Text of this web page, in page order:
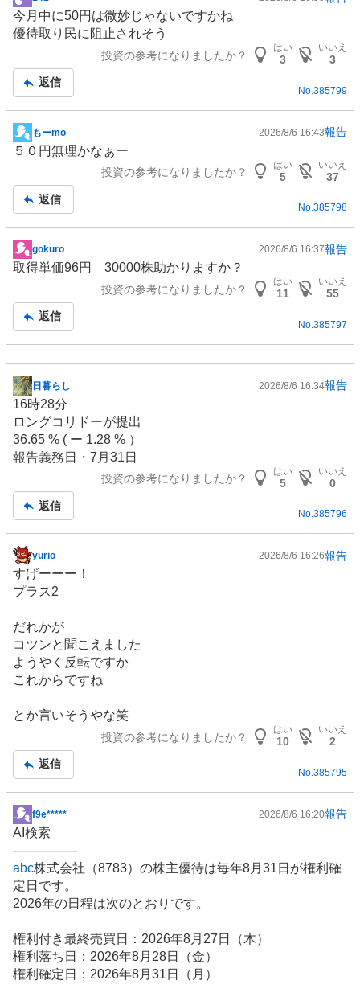
掲
示
板
今月中に50円は微妙じゃないですかね
優待取り民に阻止されそう
投資の参考になりましたか？
はい
3
いいえ
3
返信
No. 385799
掲
示
事
もーmo 2026/8/6 16:43報告
５０円無理かなぁー
投資の参考になりましたか？
はい
5
いいえ
37
返信
No.385798
掲
示
事
gokuro 2026/8/6 16:37報告
取得単価96円 30000株助かりますか？
投資の参考になりましたか？
はい
11
いいえ
55
返信
No. 385797
掲
示
板
記
事
日暮らし 2026/8/6 16:34報告
16時28分
ロングコリドーが提出
36.65 % ( ー 1.28 % ）
報告義務日・7月31日
投資の参考になりましたか？
はい
5
いいえ
0
返信
No.385796
掲
示
板
事
yurio 2026/8/6 16:26報告
すげーーー！
プラス2
だれかが
コツンと聞こえました
ようやく反転ですか
これからですね
とか言いそうやな笑
投資の参考になりましたか？
はい
10
いいえ
2
返信
No. 385795
掲
示
板
記
事
f9e***** 2026/8/6 16:20報告
AI検索
----------------
abc株式会社（8783）の株主優待は毎年8月31日が権利確
定日です。
2026年の日程は次のとおりです。
権利付き最終売買日：2026年8月27日（木）
権利落ち日：2026年8月28日（金）
権利確定日：2026年8月31日（月）